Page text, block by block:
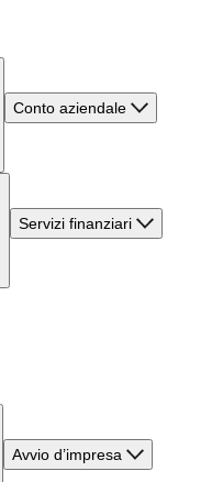
Conto aziendale
Servizi finanziari
Avvio d’impresa